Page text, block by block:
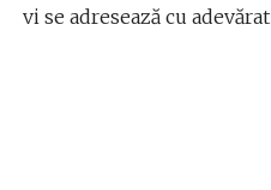
vi se adresează cu